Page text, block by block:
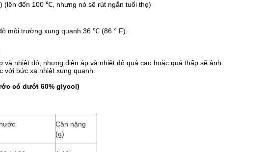
đến 100 ℃, nhưng nó sẽ rút ngắn tuổi thọ)
môi trường xung quanh 36 ℃ (86 ° F).
nhiệt độ, nhưng điện áp và nhiệt độ quá cao hoặc quá thấp sẽ ảnh
bức xạ nhiệt xung quanh.
có dưới 60% glycol)
Cân nặng
(g)